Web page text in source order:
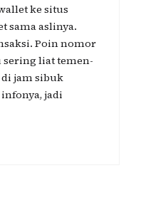
ke situs
sama aslinya.
Poin nomor
sering liat temen-
jam sibuk
jadi